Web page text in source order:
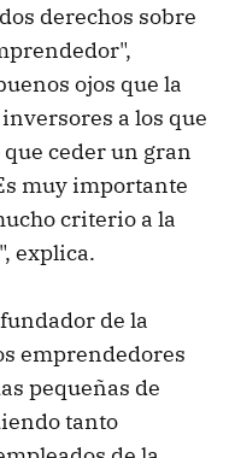
derechos sobre
ojos que la
a los que
ceder un gran
muy importante
criterio a la
explica.
de la
emprendedores
pequeñas de
tanto